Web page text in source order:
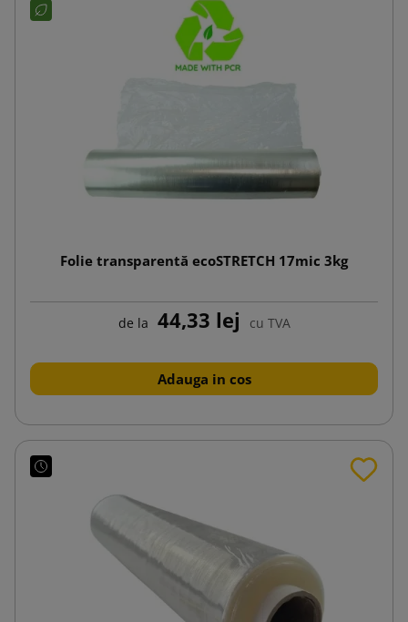
Folie transparentă ecoSTRETCH 17mic 3kg
de la 44,33 lej cu TVA
Adauga in cos